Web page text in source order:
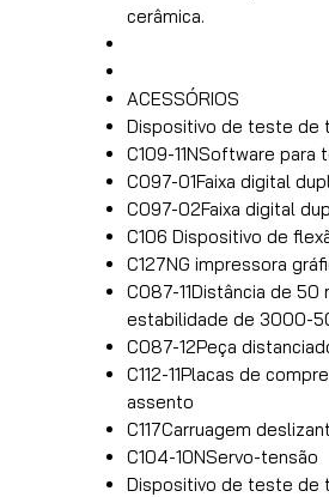
cerâmica.
ACESSÓRIOS
Dispositivo de teste de
C109-11NSoftware
C097-01Faixa digital
C097-02Faixa digital
C106 Dispositivo de
C127NG impressora
C087-11Distância de
estabilidade de 3000-
C087-12Peça
C112-11Placas de
assento
C117Carruagem
C104-10NServo-tensão
Dispositivo de teste de